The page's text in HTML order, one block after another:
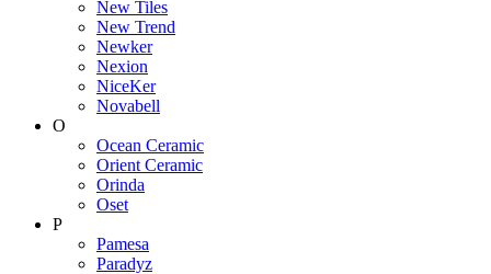
New Tiles
New Trend
Newker
Nexion
NiceKer
Novabell
O
Ocean Ceramic
Orient Ceramic
Orinda
Oset
P
Pamesa
Paradyz